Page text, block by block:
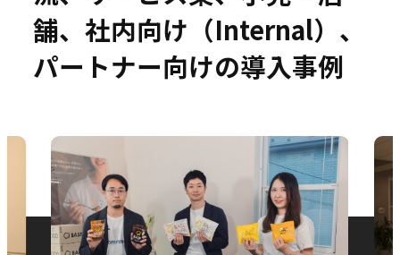
セミナー
お役立ち情報
お問い合わせ
舗、社内向け（Internal）、
パートナー向けの導入事例